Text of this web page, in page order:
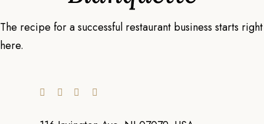
The recipe for a successful restaurant business starts right
here.